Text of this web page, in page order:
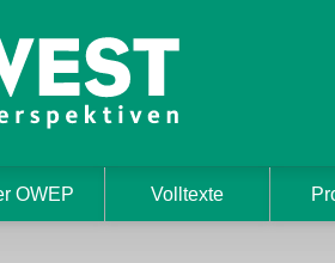
OWEP Volltexte